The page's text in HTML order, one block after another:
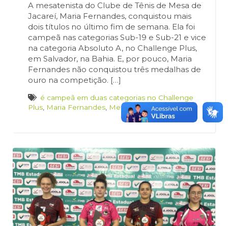
A mesatenista do Clube de Tênis de Mesa de
Jacareí, Maria Fernandes, conquistou mais
dois títulos no último fim de semana. Ela foi
campeã nas categorias Sub-19 e Sub-21 e vice
na categoria Absoluto A, no Challenge Plus,
em Salvador, na Bahia. E, por pouco, Maria
Fernandes não conquistou três medalhas de
ouro na competição. […]
é campeã em duas categorias no Challenge
Plus Maria Fernandes Mesatenista de Jacareí